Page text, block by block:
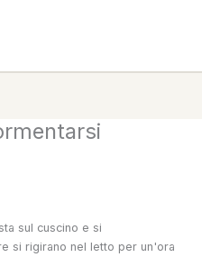
sul cuscino e si
si rigirano nel letto per un'ora